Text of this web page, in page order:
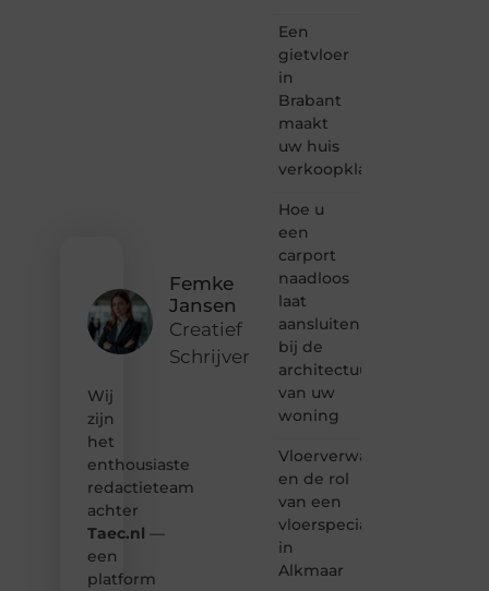
Femke
Jansen
Creatief
Schrijver
Wij
zijn
het
enthousiaste
redactieteam
achter
Taec.nl —
een
platform
Een
gietvloer
in
Brabant
maakt
uw huis
verkoopklaar
Hoe u
een
carport
naadloos
laat
aansluiten
bij de
architectuur
van uw
woning
Vloerverwarming
en de rol
van een
vloerspecialist
in
Alkmaar